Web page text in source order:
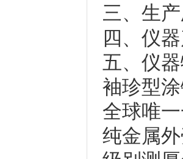
三、生
四、仪
五、仪
袖珍型
全球唯
纯金属